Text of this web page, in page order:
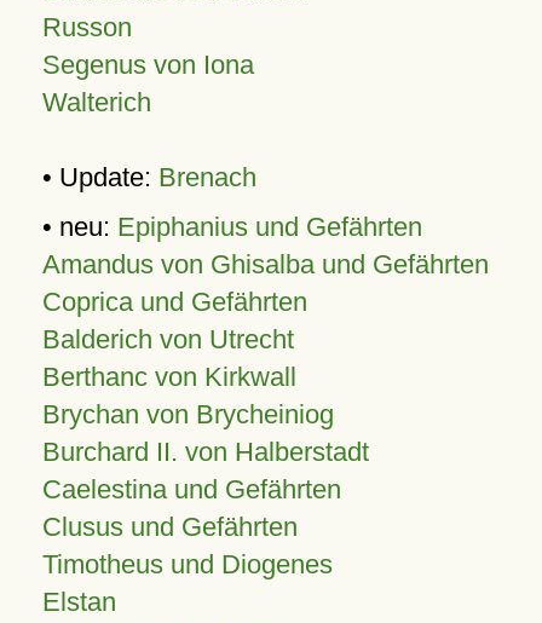
Russon
Segenus von Iona
Walterich
• Update: Brenach
• neu: Epiphanius und Gefährten
Amandus von Ghisalba und Gefährten
Coprica und Gefährten
Balderich von Utrecht
Berthanc von Kirkwall
Brychan von Brycheiniog
Burchard II. von Halberstadt
Caelestina und Gefährten
Clusus und Gefährten
Timotheus und Diogenes
Elstan